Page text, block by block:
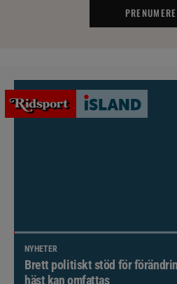
NYHETER
Brett politiskt stöd för
häst kan omfattas